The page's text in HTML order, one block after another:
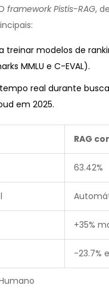
framework Pistis-RAG,
treinar modelos de
MMLU e C-EVAL).
real durante
em 2025.
RAG
63.42%
+35%
-23.7%